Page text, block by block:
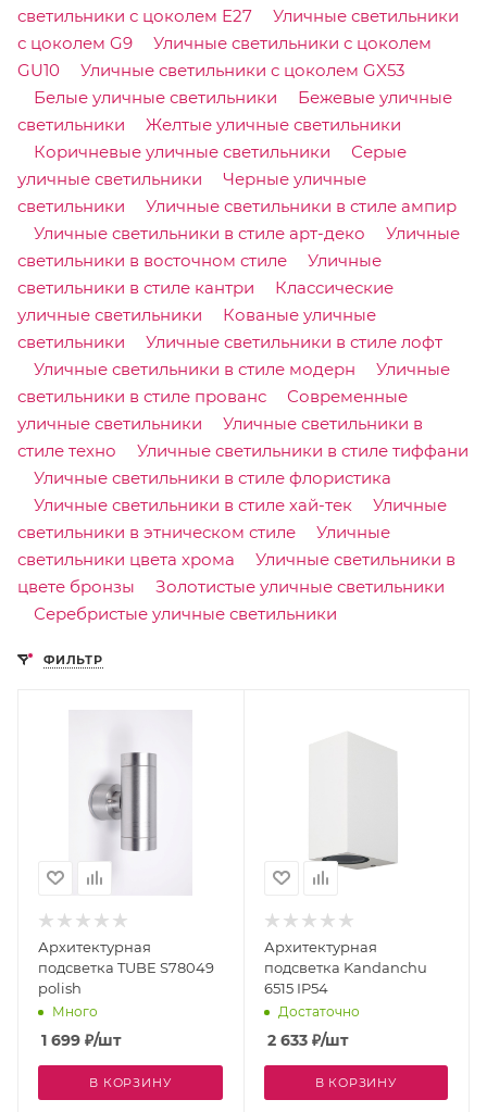
светильники с цоколем E27
Уличные светильники
с цоколем G9
Уличные светильники с цоколем
GU10
Уличные светильники с цоколем GX53
Белые уличные светильники
Бежевые уличные
светильники
Желтые уличные светильники
Коричневые уличные светильники
Серые
уличные светильники
Черные уличные
светильники
Уличные светильники в стиле ампир
Уличные светильники в стиле арт-деко
Уличные
светильники в восточном стиле
Уличные
светильники в стиле кантри
Классические
уличные светильники
Кованые уличные
светильники
Уличные светильники в стиле лофт
Уличные светильники в стиле модерн
Уличные
светильники в стиле прованс
Современные
уличные светильники
Уличные светильники в
стиле техно
Уличные светильники в стиле тиффани
Уличные светильники в стиле флористика
Уличные светильники в стиле хай-тек
Уличные
светильники в этническом стиле
Уличные
светильники цвета хрома
Уличные светильники в
цвете бронзы
Золотистые уличные светильники
Серебристые уличные светильники
ФИЛЬТР
Архитектурная
подсветка TUBE S78049
polish
Много
1 699 ₽/шт
В КОРЗИНУ
Архитектурная
подсветка Kandanchu
6515 IP54
Достаточно
2 633₽/шт
В КОРЗИНУ